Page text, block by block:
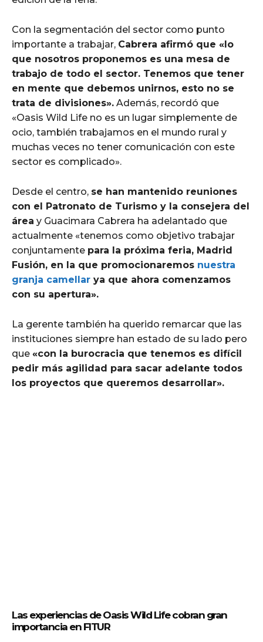
Con la segmentación del sector como punto
importante a trabajar, Cabrera afirmó que «lo
que nosotros proponemos es una mesa de
trabajo de todo el sector. Tenemos que tener
en mente que debemos unirnos, esto no se
trata de divisiones». Además, recordó que
«Oasis Wild Life no es un lugar simplemente de
ocio, también trabajamos en el mundo rural y
muchas veces no tener comunicación con este
sector es complicado».
Desde el centro, se han mantenido reuniones
con el Patronato de Turismo y la consejera del
área y Guacimara Cabrera ha adelantado que
actualmente «tenemos como objetivo trabajar
conjuntamente para la próxima feria, Madrid
Fusión, en la que promocionaremos nuestra
granja camellar ya que ahora comenzamos
con su apertura».
La gerente también ha querido remarcar que las
instituciones siempre han estado de su lado pero
que «con la burocracia que tenemos es difícil
pedir más agilidad para sacar adelante todos
los proyectos que queremos desarrollar».
Las experiencias de Oasis Wild Life cobran gran
importancia en FITUR